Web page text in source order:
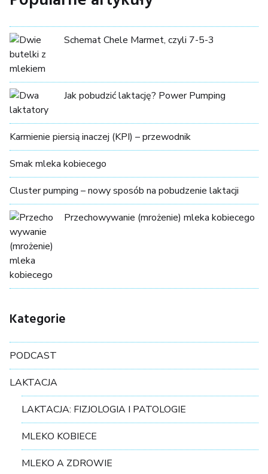
Schemat Chele Marmet, czyli 7-5-3
Jak pobudzić laktację? Power Pumping
Karmienie piersią inaczej (KPI) – przewodnik
Smak mleka kobiecego
Cluster pumping – nowy sposób na pobudzenie laktacji
Przechowywanie (mrożenie) mleka kobiecego
Kategorie
PODCAST
LAKTACJA
LAKTACJA: FIZJOLOGIA I PATOLOGIE
MLEKO KOBIECE
MLEKO A ZDROWIE